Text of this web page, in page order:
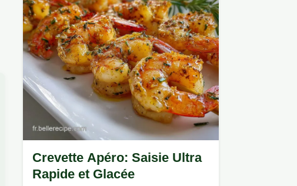
Crevette Apéro: Saisie Ultra
Rapide et Glacée